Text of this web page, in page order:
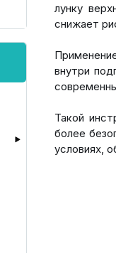
лунку
снижает
внутри
Такой
более
условиях,